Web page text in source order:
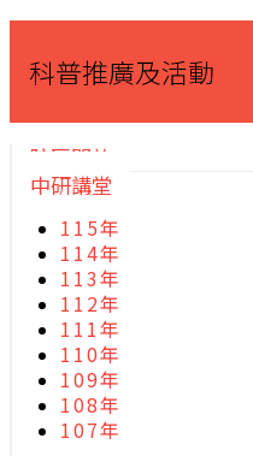
科普推廣及活動
院區開放
中研講堂
115年
114年
113年
112年
111年
110年
109年
108年
107年